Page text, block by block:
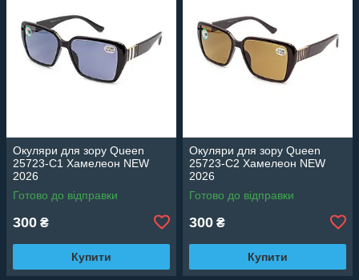
Окуляри для зору Queen
25723-C1 Хамелеон NEW
2026
Готово до відправки
300 ₴
Купити
Окуляри для зору Queen
25723-C2 Хамелеон NEW
2026
Готово до відправки
300 ₴
Купити